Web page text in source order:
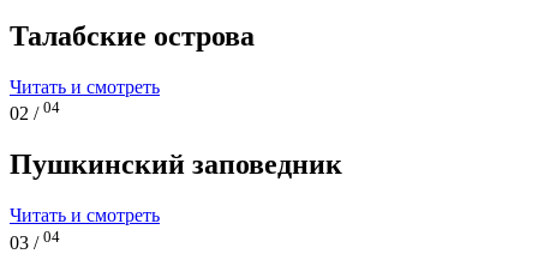
Талабские острова
Читать и смотреть
02 / 04
Пушкинский заповедник
Читать и смотреть
03 / 04